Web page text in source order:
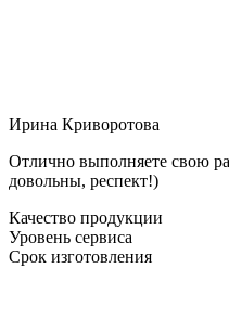
Ирина Криворотова
Отлично выполняете свою
довольны, респект!)
Качество продукции
Уровень сервиса
Срок изготовления